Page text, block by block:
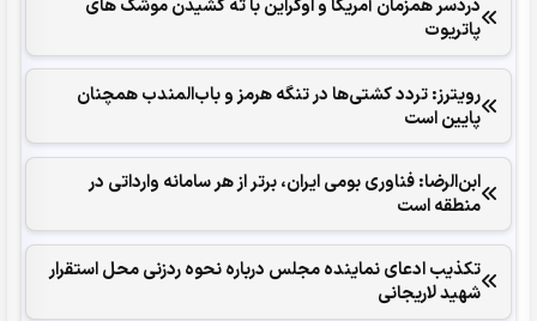
دردسر همزمان آمریکا و اوکراین با ته کشیدن موشک های
پاتریوت
رویترز: تردد کشتی‌ها در تنگه هرمز و باب‌المندب همچنان
پایین است
ابن‌الرضا: فناوری بومی ایران، برتر از هر سامانه وارداتی در
منطقه است
تکذیب ادعای نماینده مجلس درباره نحوه ردزنی محل استقرار
شهید لاریجانی